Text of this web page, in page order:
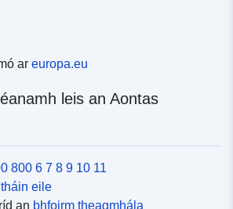
ar europa.eu
leis an Aontas
800 6 7 8 9 10 11
eile
an bhfoirm theagmhála